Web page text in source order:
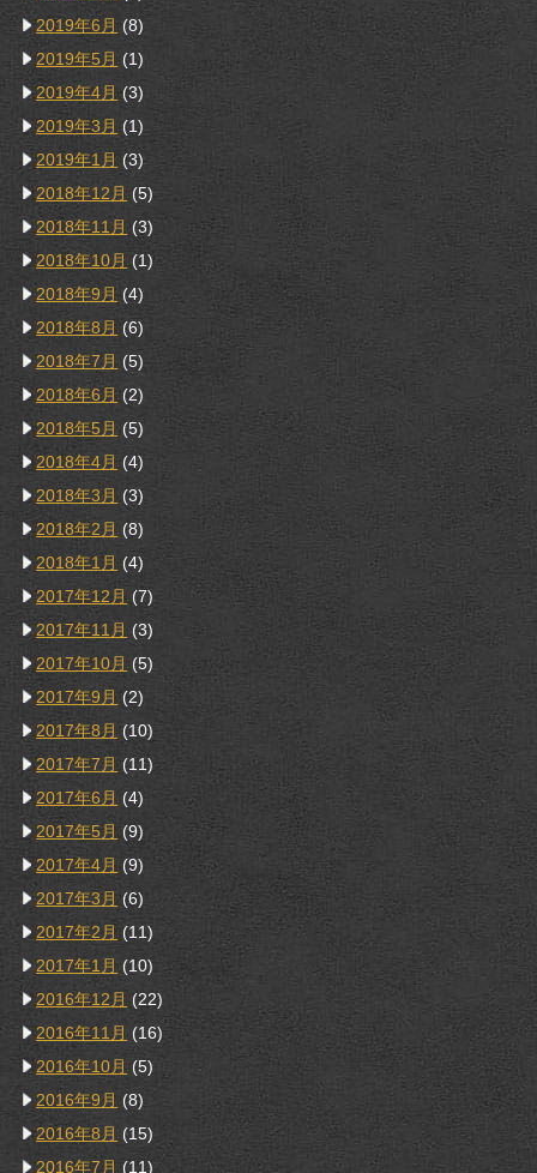
2019年6月 (8)
2019年5月 (1)
2019年4月 (3)
2019年3月 (1)
2019年1月 (3)
2018年12月 (5)
2018年11月 (3)
2018年10月 (1)
2018年9月 (4)
2018年8月 (6)
2018年7月 (5)
2018年6月 (2)
2018年5月 (5)
2018年4月 (4)
2018年3月 (3)
2018年2月 (8)
2018年1月 (4)
2017年12月 (7)
2017年11月 (3)
2017年10月 (5)
2017年9月 (2)
2017年8月 (10)
2017年7月 (11)
2017年6月 (4)
2017年5月 (9)
2017年4月 (9)
2017年3月 (6)
2017年2月 (11)
2017年1月 (10)
2016年12月 (22)
2016年11月 (16)
2016年10月 (5)
2016年9月 (8)
2016年8月 (15)
2016年7月 (11)